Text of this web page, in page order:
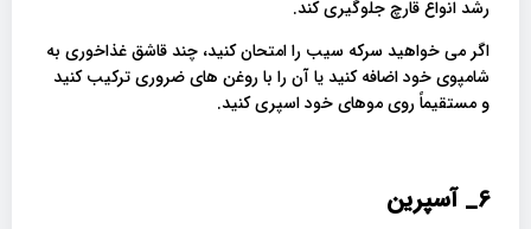
رشد انواع قارچ جلوگیری کند.
اگر می خواهید سرکه سیب را امتحان کنید، چند قاشق غذاخوری به
شامپوی خود اضافه کنید یا آن را با روغن های ضروری ترکیب کنید
و مستقیماً روی موهای خود اسپری کنید.
6_ آسپرین